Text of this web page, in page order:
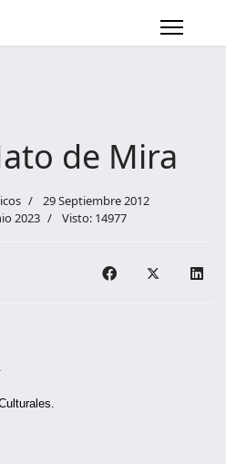
de Mira
29 Septiembre 2012
2023
Visto: 14977